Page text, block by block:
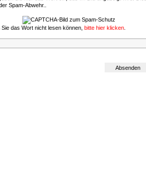
Spam-Abwehr..
Sie das Wort nicht lesen können, bitte hier klicken